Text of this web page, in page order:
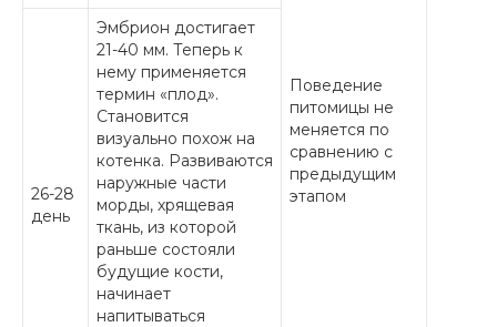
Поведение
питомицы не
меняется по
сравнению с
предыдущим
этапом
26-28
день
Эмбрион достигает
21-40 мм. Теперь к
нему применяется
термин «плод».
Становится
визуально похож на
котенка. Развиваются
наружные части
морды, хрящевая
ткань, из которой
раньше состояли
будущие кости,
начинает
напитываться